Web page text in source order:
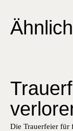
Die Trauer­feier für